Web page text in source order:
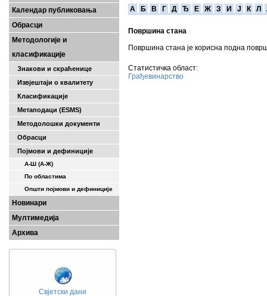
Календар публиковања
Обрасци
Методологије и
класификације
Знакови и скраћенице
Извјештаји о квалитету
Класификације
Метаподаци (ESMS)
Методолошки документи
Обрасци
Појмови и дефиниције
А-Ш (A-Ж)
По областима
Општи појмови и дефиниције
Новинари
Мултимедија
Архива
Свјетски дани
A Б В Г Д Ђ Е Ж З И Ј К Л
Површина стана
Површина стана је корисна подна
Статистичка област:
Грађевинарство